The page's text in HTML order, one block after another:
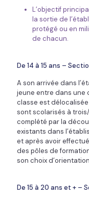
L’objectif
la sortie de
protégé ou en
de chacun.
De 14 à 15 ans –
A son arrivée dans
jeune entre dans une
classe est
sont scolarisés à
complété par la
existants dans
et après avoir
des pôles de
son choix
De 15 à 20 ans et + –